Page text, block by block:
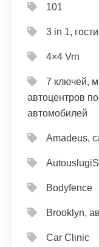
101
3 in 1,
4×4 Vrn
7 ключей,
автоцентров
автомобилей
Amadeus,
Bodyfence
Brooklyn,
Car Clinic